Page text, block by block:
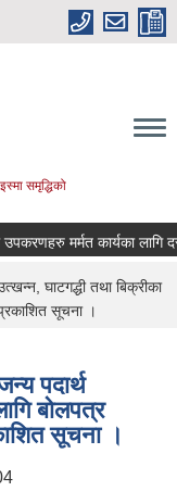
समृद्धिको
मर्मत कार्यका लागि
घाटगद्धी तथा बिक्रीका
सूचना ।
पदार्थ
बोलपत्र
सूचना ।